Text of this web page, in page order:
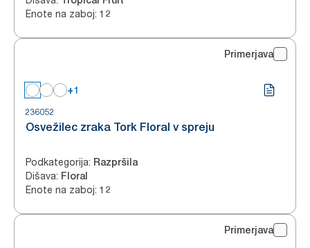
Enote na zaboj: 12
Primerjava
+1
236052
Osvežilec zraka Tork Floral v spreju
Podkategorija: Razpršila
Dišava: Floral
Enote na zaboj: 12
Primerjava